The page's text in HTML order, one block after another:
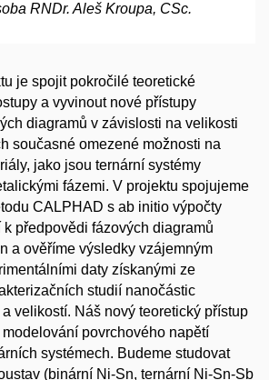
RNDr. Aleš Kroupa, CSc.
je spojit pokročilé teoretické
a vyvinout nové přístupy
diagramů v závislosti na velikosti
současné omezené možnosti na
jako jsou ternární systémy
fázemi. V projektu spojujeme
CALPHAD s ab initio výpočty
předpovědi fázových diagramů
a ověříme výsledky vzájemným
daty získanými ze
studií nanočástic
velikostí. Náš nový teoretický přístup
povrchového napětí
systémech. Budeme studovat
(binární Ni-Sn, ternární Ni-Sn-Sb